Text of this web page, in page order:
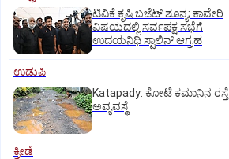
ಟಿವಿಕೆ ಕೃಷಿ ಬಜೆಟ್ ಶೂನ್ಯ; ಕಾವೇರಿ
ವಿಷಯದಲ್ಲಿ ಸರ್ವಪಕ್ಷ ಸಭೆಗೆ
ಉದಯನಿಧಿ ಸ್ಟಾಲಿನ್ ಆಗ್ರಹ
ಉಡುಪಿ
Katapady: ಕೋಟೆ ಕಮಾನಿನ ರಸ್ತೆ
ಅವ್ಯವಸ್ಥೆ
ಕ್ರೀಡೆ